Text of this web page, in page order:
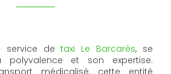
service detaxi Le Barcarès, se
et son expertise.
médicalisé, cette entité